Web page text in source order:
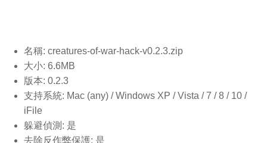
名稱: creatures-of-war-hack-v0.2.3.zip
大小: 6.6MB
版本: 0.2.3
支持系統: Mac (any) / Windows XP / Vista / 7 / 8 / 10 /
iFile
躲避偵測: 是
去除反作弊保護: 是